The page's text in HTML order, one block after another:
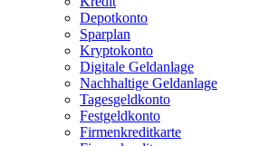
Depotkonto
Sparplan
Kryptokonto
Digitale Geldanlage
Nachhaltige Geldanlage
Tagesgeldkonto
Festgeldkonto
Firmenkreditkarte